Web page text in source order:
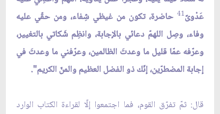
عَدْوىً41 حاضرة، تكون من غيظي شِفاء، ومن حقّي عليه
وفاء، وصِل اللهمّ دعائي بالإجابة، وانظِم شَكاتي بالتغيير،
وعرّفه عمّا قليل ما وعدتَ الظالمين، وعرّفني ما وعدتَ في
إجابة المضطرّين، إنّك ذو الفضل العظيم والمنّ الكريم".
قال: ثمّ تفرّق القوم، فما اجتمعوا إلّا لقراءة الكتاب الوارد